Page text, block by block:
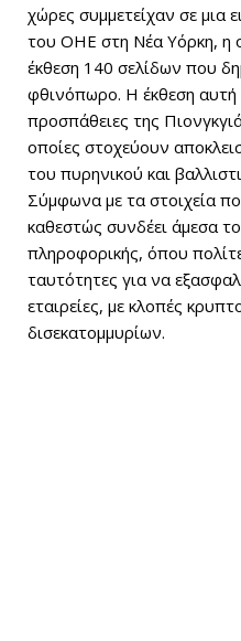
χώρες συμμετείχαν σε μια
του ΟΗΕ στη Νέα Υόρκη, η
έκθεση 140 σελίδων που
φθινόπωρο. Η έκθεση αυτή
προσπάθειες της
οποίες στοχεύουν
του πυρηνικού και
Σύμφωνα με τα στοιχεία
καθεστώς συνδέει άμεσα
πληροφορικής, όπου
ταυτότητες για να
εταιρείες, με κλοπές
δισεκατομμυρίων.